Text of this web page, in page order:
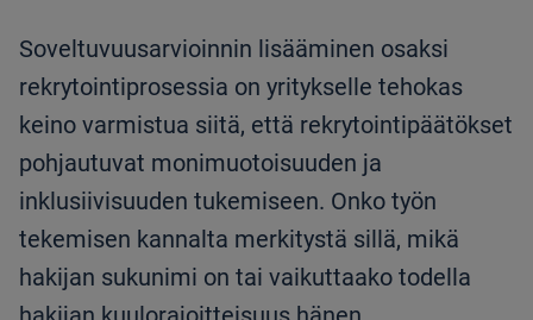
Soveltuvuusarvioinnin lisääminen osaksi
rekrytointiprosessia on yritykselle tehokas
keino varmistua siitä, että rekrytointipäätökset
pohjautuvat monimuotoisuuden ja
inklusiivisuuden tukemiseen. Onko työn
tekemisen kannalta merkitystä sillä, mikä
hakijan sukunimi on tai vaikuttaako todella